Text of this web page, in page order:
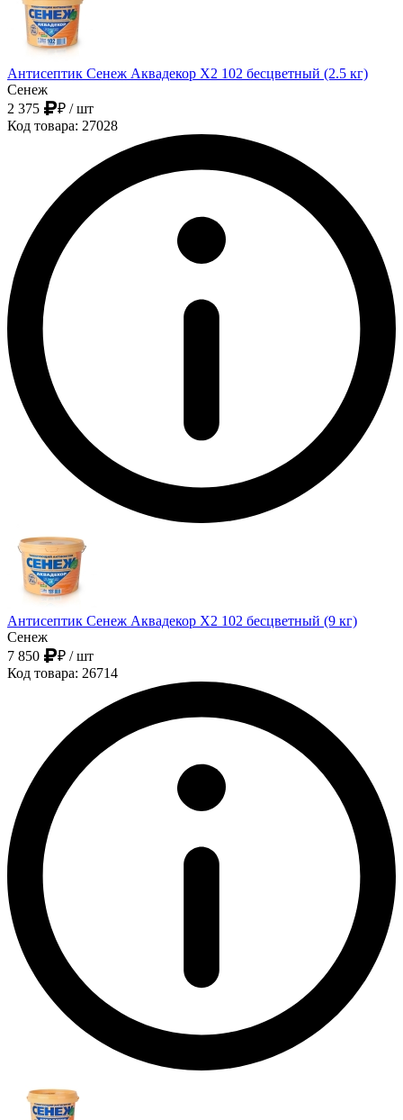
Антисептик Сенеж Аквадекор Х2 102 бесцветный (2.5 кг)
Сенеж
2 375
₽ / шт
Код товара: 27028
Антисептик Сенеж Аквадекор Х2 102 бесцветный (9 кг)
Сенеж
7 850
₽ / шт
Код товара: 26714